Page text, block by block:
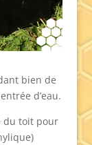
bien de
d’eau.
du toit pour